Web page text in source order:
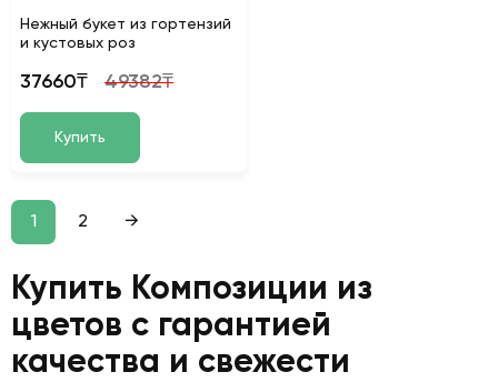
Нежный букет из гортензий
и кустовых роз
37660₸ 49382₸
Купить
1 2 →
Купить Композиции из
цветов с гарантией
качества и свежести